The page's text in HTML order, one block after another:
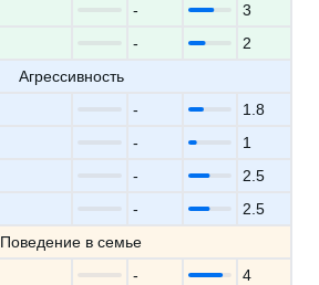
-
3
-
2
Агрессивность
-
1.8
-
1
-
2.5
-
2.5
Поведение в семье
-
4